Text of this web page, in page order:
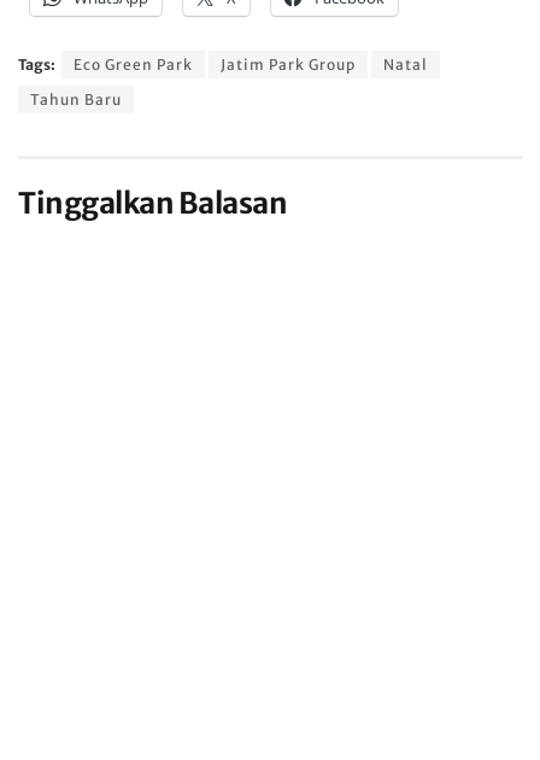
Tags: Eco Green Park Jatim Park Group
Natal
Tahun Baru
Tinggalkan Balasan